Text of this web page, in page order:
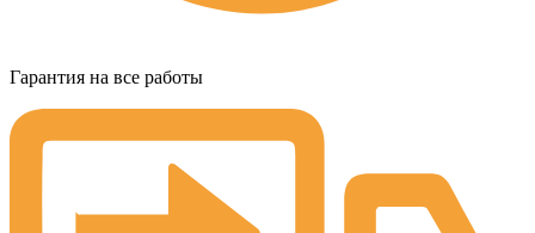
Гарантия на все работы